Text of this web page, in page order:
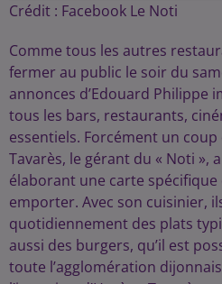
Crédit : Facebook Le Noti
Comme tous les autres
fermer au public le soir du
annonces d’Edouard Philippe
tous les bars, restaurants,
essentiels. Forcément un coup
Tavarès, le gérant du « Noti »,
élaborant une carte
emporter. Avec son cuisinier,
quotidiennement des plats
aussi des burgers, qu’il est
toute l’agglomération